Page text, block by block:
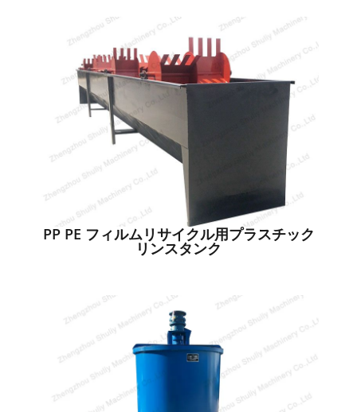
PP PE フィルムリサイクル用プラスチック
リンスタンク